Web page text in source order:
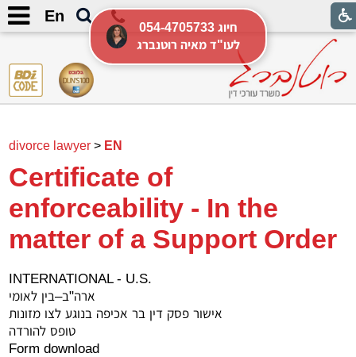
En
divorce lawyer> EN
Certificate of
enforceability - In the
matter of a Support Order
INTERNATIONAL - U.S.
ארה"ב–בין לאומי
אישור פסק דין בר אכיפה בנוגע לצו מזונות
טופס להורדה
Form download
054-4705733 חיוג
לעו"ד מאיה רוטנברג